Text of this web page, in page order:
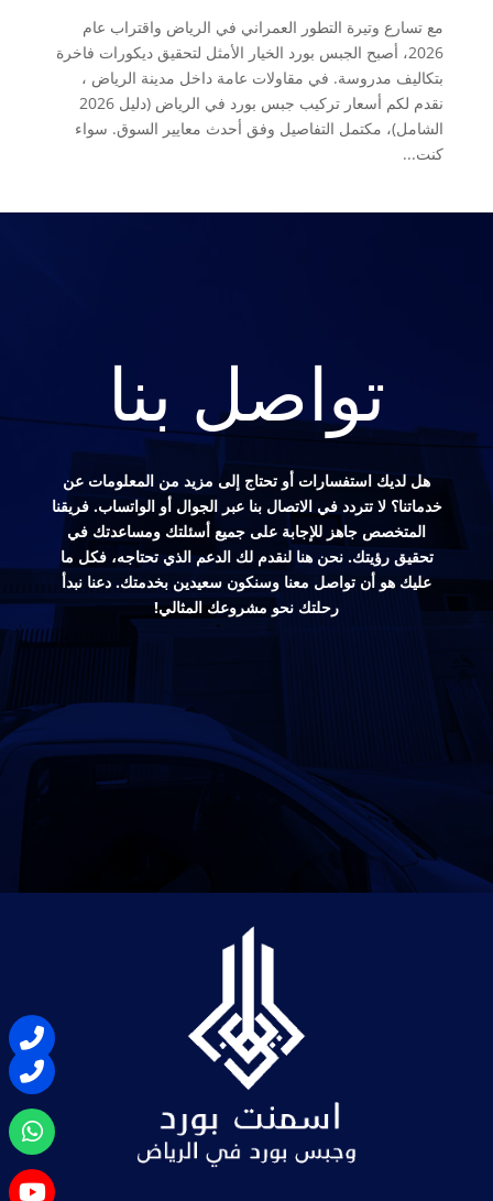
مع تسارع وتيرة التطور العمراني في الرياض واقتراب عام
2026، أصبح الجبس بورد الخيار الأمثل لتحقيق ديكورات فاخرة
بتكاليف مدروسة. في مقاولات عامة داخل مدينة الرياض ،
نقدم لكم أسعار تركيب جبس بورد في الرياض (دليل 2026
الشامل)، مكتمل التفاصيل وفق أحدث معايير السوق. سواء
كنت...
تواصل بنا
هل لديك استفسارات أو تحتاج إلى مزيد من المعلومات عن
خدماتنا؟ لا تتردد في الاتصال بنا عبر الجوال أو الواتساب. فريقنا
المتخصص جاهز للإجابة على جميع أسئلتك ومساعدتك في
تحقيق رؤيتك. نحن هنا لنقدم لك الدعم الذي تحتاجه، فكل ما
عليك هو أن تواصل معنا وسنكون سعيدين بخدمتك. دعنا نبدأ
رحلتك نحو مشروعك المثالي!